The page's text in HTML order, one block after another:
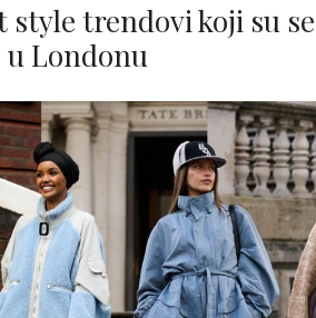
style trendovi koji su
u Londonu